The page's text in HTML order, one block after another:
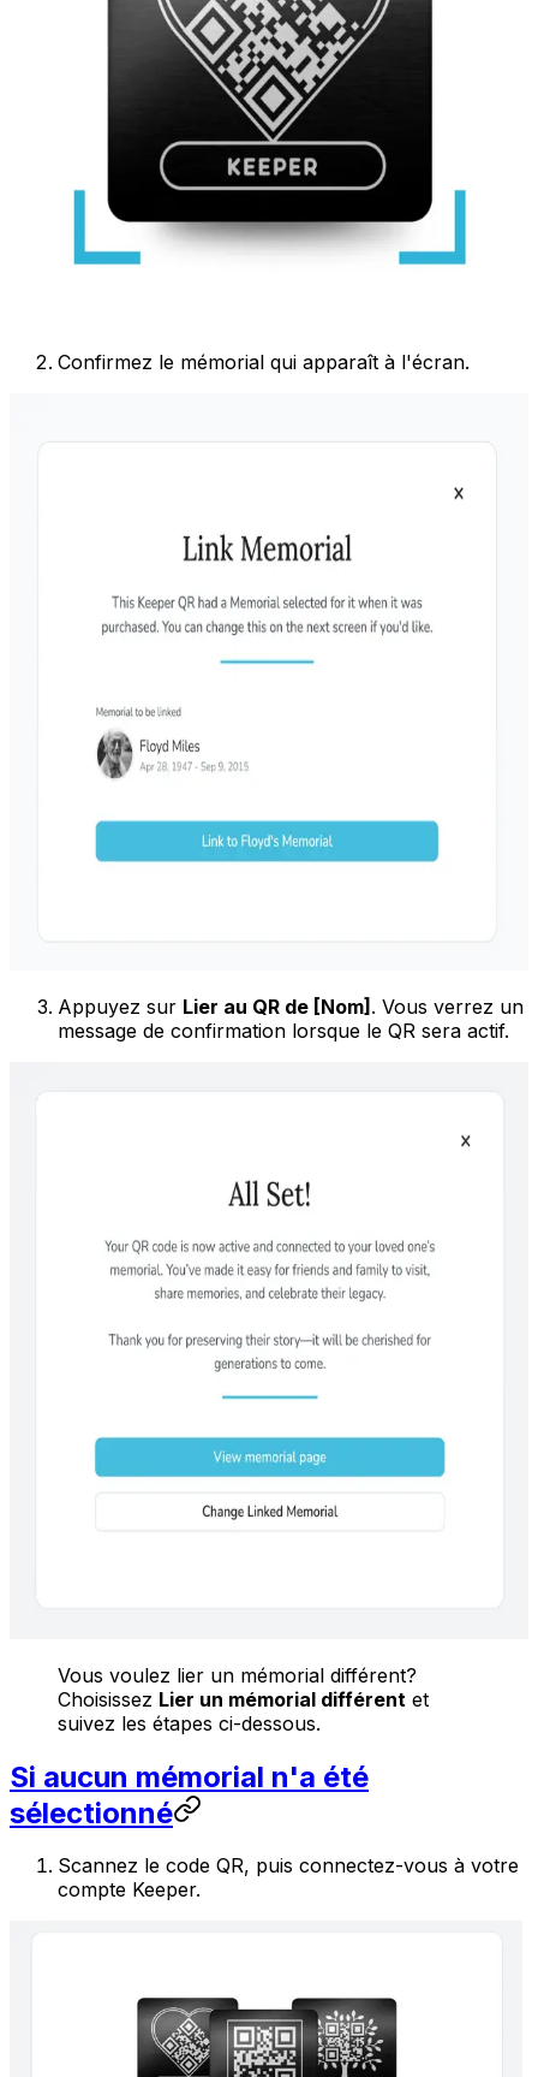
Confirmez le mémorial qui apparaît à l'écran.
Appuyez sur Lier au QR de [Nom]. Vous verrez un
message de confirmation lorsque le QR sera actif.
Vous voulez lier un mémorial différent?
Choisissez Lier un mémorial différent et
suivez les étapes ci-dessous.
Si aucun mémorial n'a été
sélectionné
Scannez le code QR, puis connectez-vous à votre
compte Keeper.